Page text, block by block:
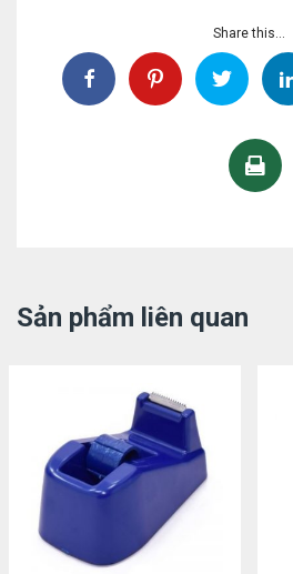
Share this...
Sản phẩm liên quan